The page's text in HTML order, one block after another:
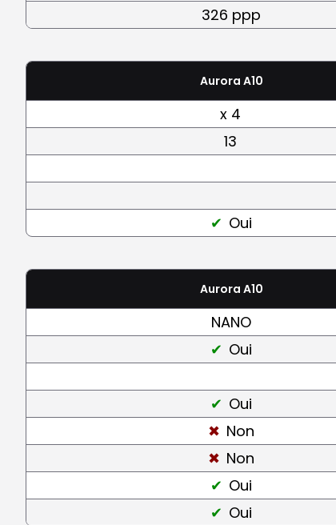
326 ppp
Aurora A10
x 4
13
Oui
Aurora A10
NANO
Oui
Oui
Non
Non
Oui
Oui